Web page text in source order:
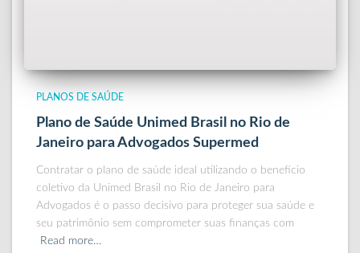
PLANOS DE SAÚDE
Plano de Saúde Unimed Brasil no Rio de
Janeiro para Advogados Supermed
Contratar o plano de saúde ideal utilizando o benefício
coletivo da Unimed Brasil no Rio de Janeiro para
Advogados é o passo decisivo para proteger sua saúde e
seu patrimônio sem comprometer suas finanças com
Read more…